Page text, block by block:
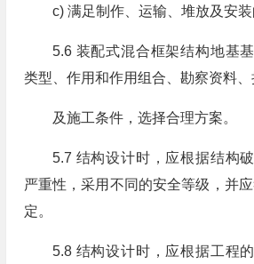
c) 满足制作、运输、堆放及安装
5.6 装配式混合框架结构地基
类型、作用和作用组合、勘察资料
及施工条件，选择合理方案。
5.7 结构设计时，应根据结构
严重性，采用不同的安全等级，并
定。
5.8 结构设计时，应根据工程